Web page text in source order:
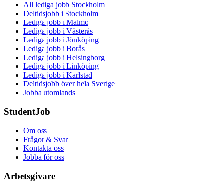
All lediga jobb Stockholm
Deltidsjobb i Stockholm
Lediga jobb i Malmö
Lediga jobb i Västerås
Lediga jobb i Jönköping
Lediga jobb i Borås
Lediga jobb i Helsingborg
Lediga jobb i Linköping
Lediga jobb i Karlstad
Deltidsjobb över hela Sverige
Jobba utomlands
StudentJob
Om oss
Frågor & Svar
Kontakta oss
Jobba för oss
Arbetsgivare